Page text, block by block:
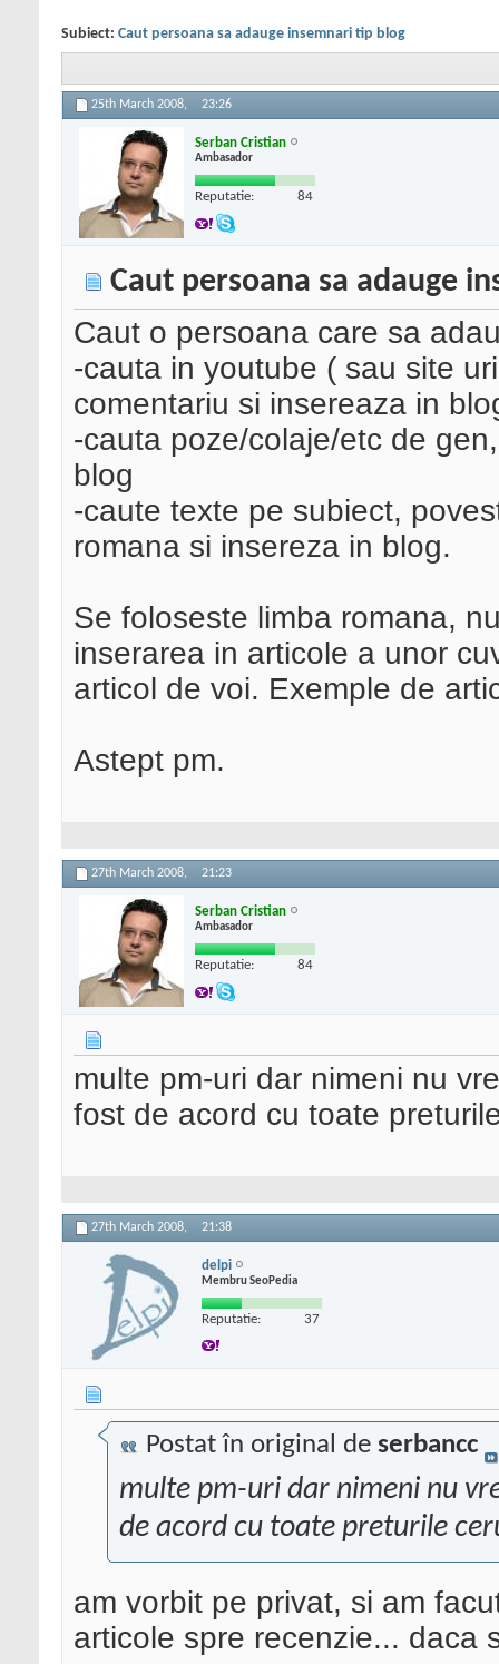
Subiect: Caut persoana sa adauge insemnari tip blog
25th March 2008, 23:26
Serban Cristian
Ambasador
Reputatie: 84
Caut persoana sa adauge
Caut o persoana care sa
-cauta in youtube ( sau site
comentariu si insereaza in
-cauta poze/colaje/etc de
blog
-caute texte pe subiect,
romana si insereza in blog.
Se foloseste limba romana,
inserarea in articole a unor
articol de voi. Exemple de
Astept pm.
27th March 2008, 21:23
Serban Cristian
Ambasador
Reputatie: 84
multe pm-uri dar nimeni nu
fost de acord cu toate
27th March 2008, 21:38
delpi
Membru SeoPedia
Reputatie: 37
Postat în original de serbancc
multe pm-uri dar nimeni nu
de acord cu toate preturile
am vorbit pe privat, si am
articole spre recenzie... daca